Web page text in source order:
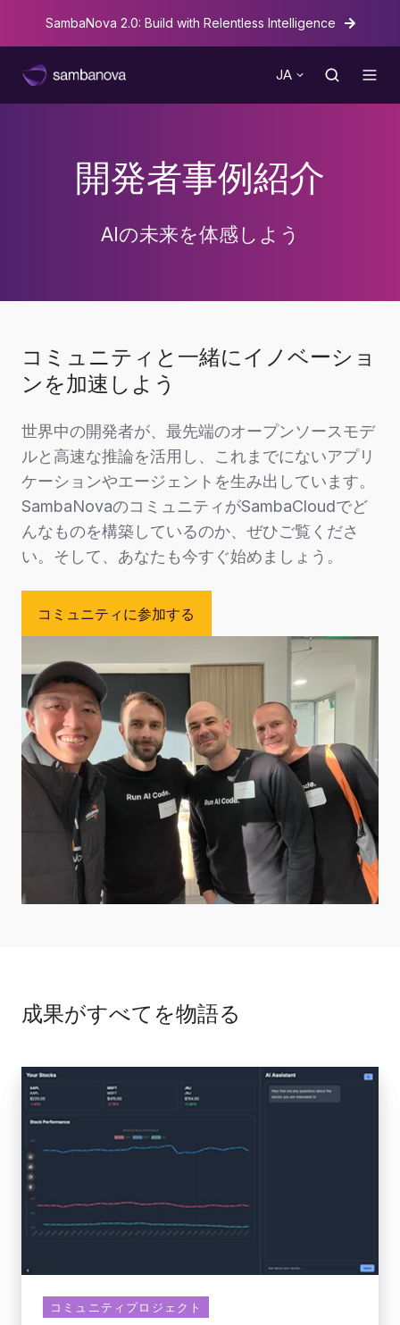
SambaNova 2.0: Build with Relentless Intelligence
JA
開発者事例紹介
AIの未来を体感しよう
コミュニティと一緒にイノベーショ
ンを加速しよう
世界中の開発者が、最先端のオープンソースモデ
ルと高速な推論を活用し、これまでにないアプリ
ケーションやエージェントを生み出しています。
SambaNovaのコミュニティがSambaCloudでど
んなものを構築しているのか、ぜひご覧くださ
い。そして、あなたも今すぐ始めましょう。
コミュニティに参加する
成果がすべてを物語る
InvestIQ
コミュニティプロジェクト